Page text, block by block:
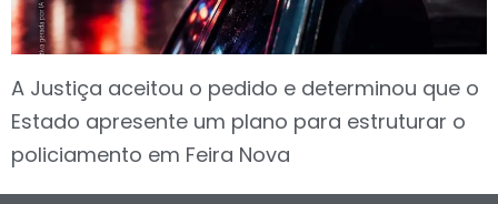
A Justiça aceitou o pedido e determinou que o
Estado apresente um plano para estruturar o
policiamento em Feira Nova